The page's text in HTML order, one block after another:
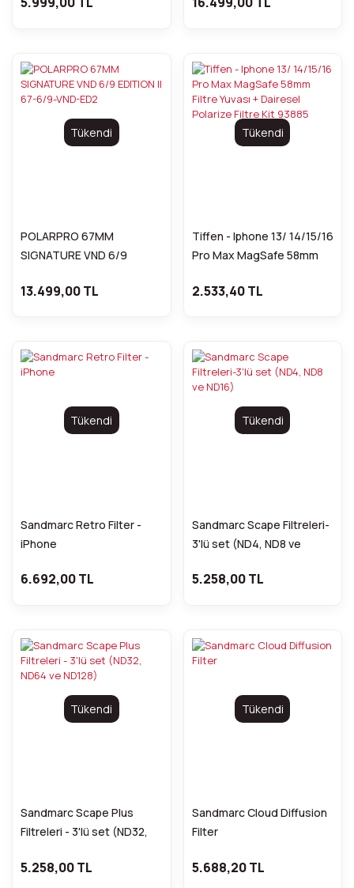
MCKINNON
Tükendi
POLARPRO 67MM
SIGNATURE VND 6/9
13.499,00 TL
Tükendi
Tiffen - Iphone 13/ 14/15/16
Pro Max MagSafe 58mm
Polarize Filtre Kit 93885
2.533,40 TL
Tükendi
Sandmarc Retro Filter -
iPhone
6.692,00 TL
Tükendi
Sandmarc Scape Filtreleri-
3'lü set (ND4, ND8 ve
5.258,00 TL
Tükendi
Sandmarc Scape Plus
Filtreleri - 3'lü set (ND32,
5.258,00 TL
Tükendi
Sandmarc Cloud Diffusion
Filter
5.688,20 TL